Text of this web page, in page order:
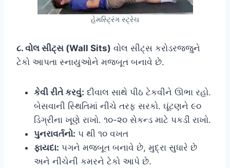
હેમસ્ટ્રિંગ સ્ટ્રેચ
૮. વોલ સીટ્સ (Wall Sits) વોલ સીટ્સ કરોડરજ્જુને
ટેકો આપતા સ્નાયુઓને મજબૂત બનાવે છે.
કેવી રીતે કરવું: દીવાલ સાથે પીઠ ટેકવીને ઊભા રહો.
બેસવાની સ્થિતિમાં નીચે તરફ સરકો. ઘૂંટણને ૯૦
ડિગ્રીના ખૂણે રાખો. ૧૦-૨૦ સેકન્ડ માટે પકડી રાખો.
પુનરાવર્તનો: ૫ થી ૧૦ વખત
ફાયદા: પગને મજબૂત બનાવે છે, મુદ્રા સુધારે છે
અને નીચેની કમરને ટેકો આપે છે.